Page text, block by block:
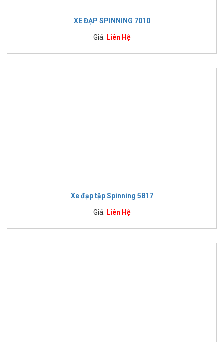
XE ĐẠP SPINNING 7010
Giá: Liên Hệ
Xe đạp tập Spinning 5817
Giá: Liên Hệ